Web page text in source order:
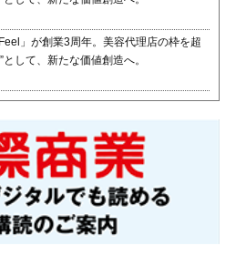
」が創業3周年。美容代理店の枠を超
して、新たな価値創造へ。